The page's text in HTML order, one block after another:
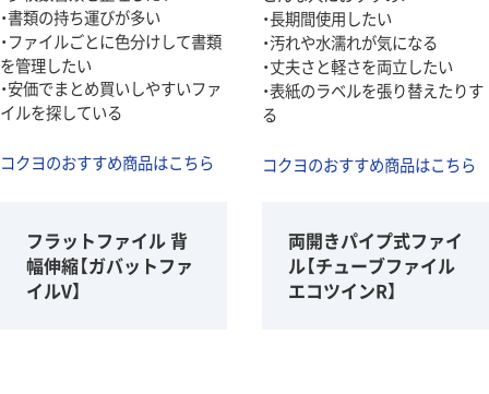
・書類の持ち運びが多い
・ファイルごとに色分けして書類
を管理したい
・安価でまとめ買いしやすいファ
イルを探している
コクヨのおすすめ商品はこちら
・長期間使用したい
・汚れや水濡れが気になる
・丈夫さと軽さを両立したい
・表紙のラベルを張り替えたりす
る
コクヨのおすすめ商品はこちら
フラットファイル 背
幅伸縮【ガバットファ
イルV】
両開きパイプ式ファイ
ル【チューブファイル
エコツインR】